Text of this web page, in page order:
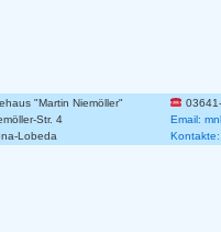
"Martin Niemöller"
Str. 4
Email:
Lobeda